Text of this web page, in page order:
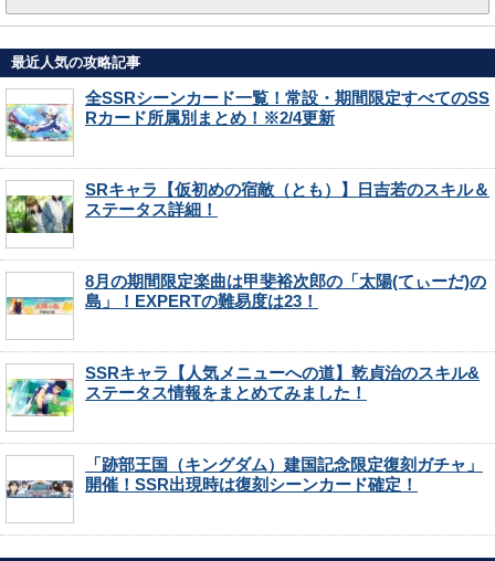
最近人気の攻略記事
全SSRシーンカード一覧！常設・期間限定すべてのSS
Rカード所属別まとめ！※2/4更新
SRキャラ【仮初めの宿敵（とも）】日吉若のスキル＆
ステータス詳細！
8月の期間限定楽曲は甲斐裕次郎の「太陽(てぃーだ)の
島」！EXPERTの難易度は23！
SSRキャラ【人気メニューへの道】乾貞治のスキル&
ステータス情報をまとめてみました！
「跡部王国（キングダム）建国記念限定復刻ガチャ」
開催！SSR出現時は復刻シーンカード確定！